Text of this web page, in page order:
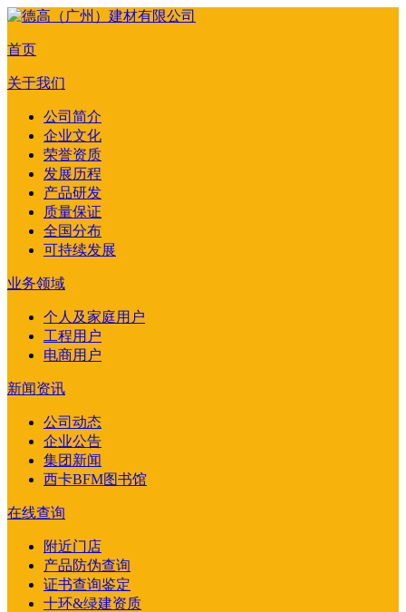
首页
关于我们
公司简介
企业文化
荣誉资质
发展历程
产品研发
质量保证
全国分布
可持续发展
业务领域
个人及家庭用户
工程用户
电商用户
新闻资讯
公司动态
企业公告
集团新闻
西卡BFM图书馆
在线查询
附近门店
产品防伪查询
证书查询鉴定
十环&绿建资质